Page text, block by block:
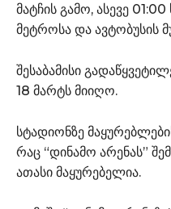
მატჩის გამო, ასევე
მეტროსა და ავტობუსის
შესაბამისი
18 მარტს მიიღო.
სტადიონზე
რაც “დინამო არენას”
ათასი მაყურებელია.